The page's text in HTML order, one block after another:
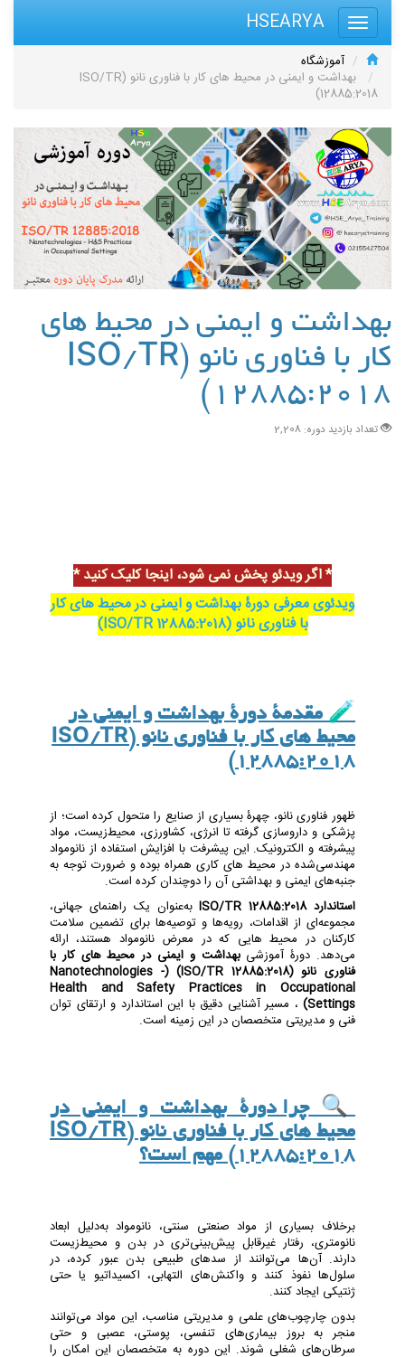
HSEARYA
آموزشگاه
بهداشت و ایمنی در محیط های کار با فناوری نانو (ISO/TR
12885:2018)
بهداشت و ایمنی در محیط های
کار با فناوری نانو (ISO/TR
12885:2018)
تعداد بازدید دوره: 2,208
* اگر ویدئو پخش نمی شود، اینجا کلیک کنید *
ویدئوی معرفی دورۀ بهداشت و ایمنی در محیط های کار
با فناوری نانو (ISO/TR 12885:2018)
🧪مقدمۀ دورۀ بهداشت و ایمنی در
محیط های کار با فناوری نانو (ISO/TR
12885:2018)
ظهور فناوری نانو، چهرۀ بسیاری از صنایع را متحول کرده است؛ از
پزشکی و داروسازی گرفته تا انرژی، کشاورزی، محیط‌زیست، مواد
پیشرفته و الکترونیک. این پیشرفت با افزایش استفاده از نانومواد
مهندسی‌شده در محیط های کاری همراه بوده و ضرورت توجه به
جنبه‌های ایمنی و بهداشتی آن را دوچندان کرده است.
استاندارد ISO/TR 12885:2018
به‌عنوان یک راهنمای جهانی،
مجموعه‌ای از اقدامات، رویه‌ها و توصیه‌ها برای تضمین سلامت
کارکنان در محیط هایی که در معرض نانومواد هستند، ارائه
می‌دهد. دورۀ آموزشیبهداشت و ایمنی در محیط های کار با
فناوری نانو (ISO/TR 12885:2018) (Nanotechnologies -
Health and Safety Practices in Occupational
Settings) ، مسیر آشنایی دقیق با این استاندارد و ارتقای توان
فنی و مدیریتی متخصصان در این زمینه است.
🔍چرا دورۀ بهداشت و ایمنی در
محیط های کار با فناوری نانو (ISO/TR
12885:2018) مهم است؟
برخلاف بسیاری از مواد صنعتی سنتی، نانومواد به‌دلیل ابعاد
نانومتری، رفتار غیرقابل پیش‌بینی‌تری در بدن و محیط‌زیست
دارند. آن‌ها می‌توانند از سدهای طبیعی بدن عبور کرده، در
سلول‌ها نفوذ کنند و واکنش‌های التهابی، اکسیداتیو یا حتی
ژنتیکی ایجاد کنند.
بدون چارچوب‌های علمی و مدیریتی مناسب، این مواد می‌توانند
منجر به بروز بیماری‌های تنفسی، پوستی، عصبی و حتی
سرطان‌های شغلی شوند. این دوره به متخصصان این امکان را